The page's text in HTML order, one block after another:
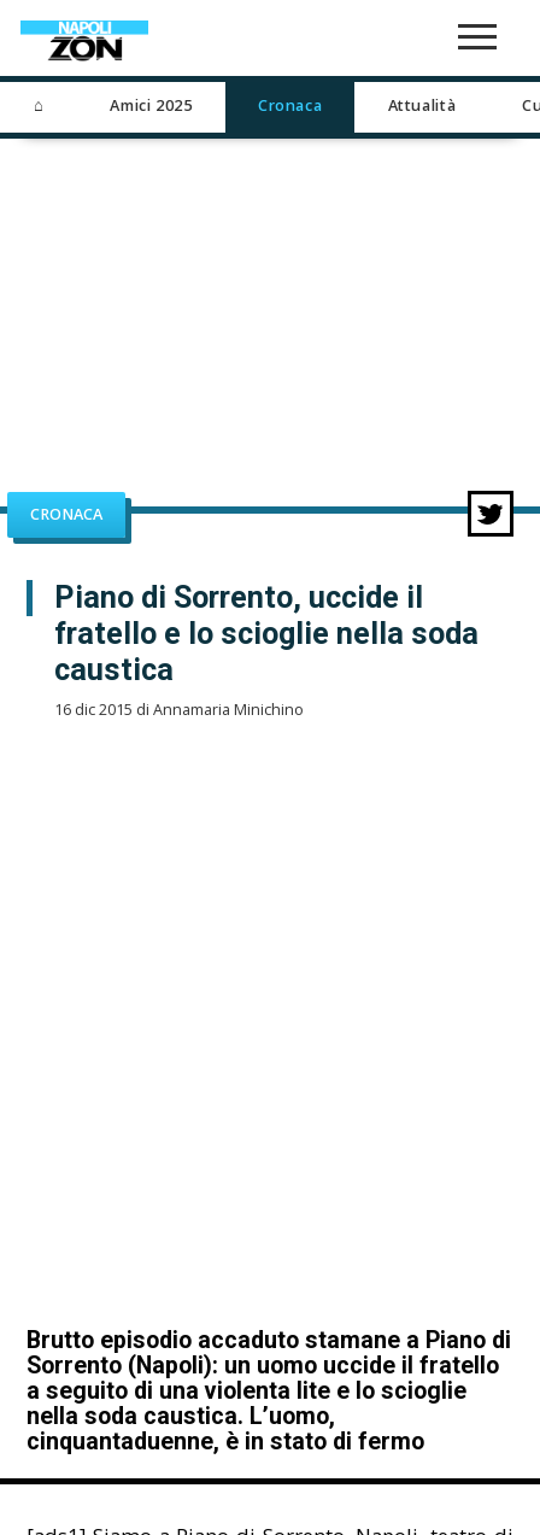
⌂ Amici 2025 Cronaca Attualità
CRONACA
Piano di Sorrento, uccide il
fratello e lo scioglie nella soda
caustica
16 dic 2015 di Annamaria Minichino
Brutto episodio accaduto stamane a Piano di
Sorrento (Napoli): un uomo uccide il fratello
a seguito di una violenta lite e lo scioglie
nella soda caustica. L’uomo,
cinquantaduenne, è in stato di fermo